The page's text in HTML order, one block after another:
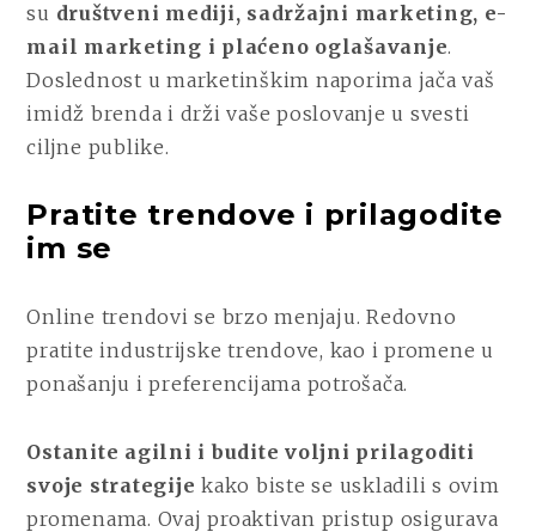
su društveni mediji, sadržajni marketing, e-
mail marketing i plaćeno oglašavanje.
Doslednost u marketinškim naporima jača vaš
imidž brenda i drži vaše poslovanje u svesti
ciljne publike.
Pratite trendove i prilagodite
im se
Online trendovi se brzo menjaju. Redovno
pratite industrijske trendove, kao i promene u
ponašanju i preferencijama potrošača.
Ostanite agilni i budite voljni prilagoditi
svoje strategije kako biste se uskladili s ovim
promenama. Ovaj proaktivan pristup osigurava